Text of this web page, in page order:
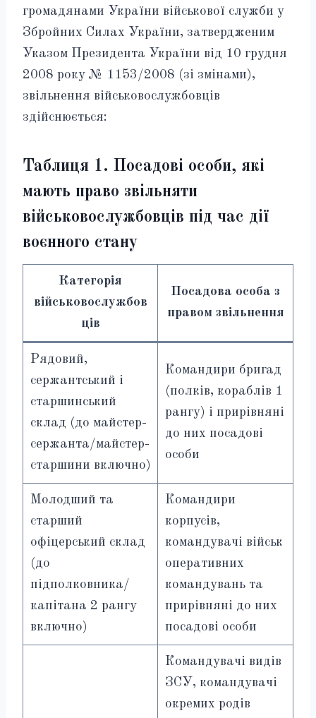
громадянами України військової служби у
Збройних Силах України, затвердженим
Указом Президента України від 10 грудня
2008 року № 1153/2008 (зі змінами),
звільнення військовослужбовців
здійснюється:
Таблиця 1. Посадові особи, які
мають право звільняти
військовослужбовців під час дії
воєнного стану
Категорія
військовослужбов
ців
Посадова особа з
правом звільнення
Рядовий,
сержантський і
старшинський
склад (до майстер-
сержанта/майстер-
старшини включно)
Командири бригад
(полків, кораблів 1
рангу) і прирівняні
до них посадові
особи
Молодший та
старший
офіцерський склад
(до
підполковника/
капітана 2 рангу
включно)
Командири
корпусів,
командувачі військ
оперативних
командувань та
прирівняні до них
посадові особи
Командувачі видів
ЗСУ, командувачі
окремих родів